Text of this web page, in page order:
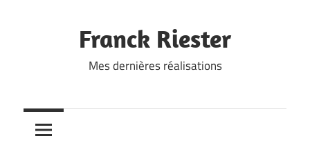
Franck Riester
Mes dernières réalisations